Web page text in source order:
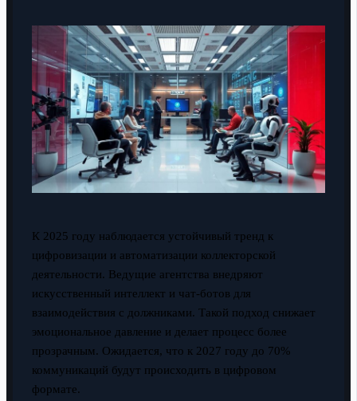
К 2025 году наблюдается устойчивый тренд к
цифровизации и автоматизации коллекторской
деятельности. Ведущие агентства внедряют
искусственный интеллект и чат-ботов для
взаимодействия с должниками. Такой подход снижает
эмоциональное давление и делает процесс более
прозрачным. Ожидается, что к 2027 году до 70%
коммуникаций будут происходить в цифровом
формате.